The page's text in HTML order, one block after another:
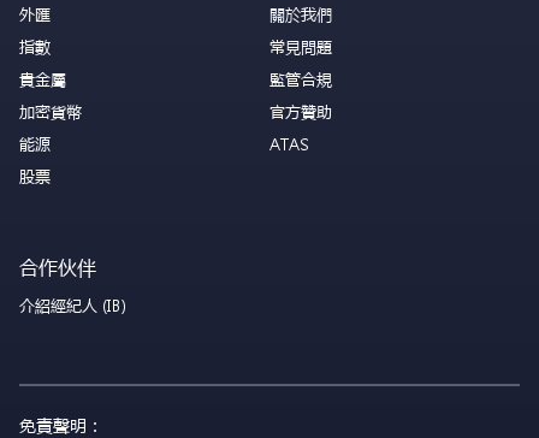
外匯
指數
貴金屬
加密貨幣
能源
股票
關於我們
常見問題
監管合規
官方贊助
ATAS
合作伙伴
介紹經紀人 (IB)
免責聲明：